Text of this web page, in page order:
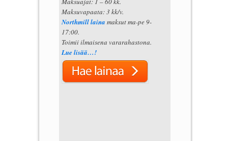
Maksuvapaata: 3 kk/v.
Northmill laina maksut ma-pe 9-
17:00.
Toimii ilmaisena vararahastona.
Lue lisää…!